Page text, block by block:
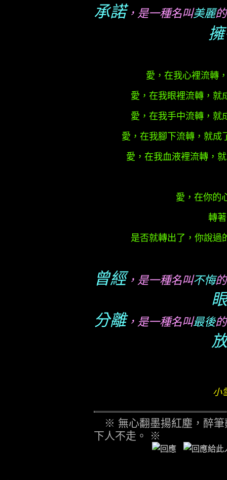
承諾，是一種名叫美麗
愛，在我心裡流轉
愛，在我眼裡流轉，就
愛，在我手中流轉，就
愛，在我腳下流轉，就成
愛，在我血液裡流轉，
愛，在你的
轉
是否就轉出了，你說過
曾經，是一種名叫不悔
分離，是一種名叫最後
小
※ 無心翻墨揚紅塵，醉筆
下人不走。 ※